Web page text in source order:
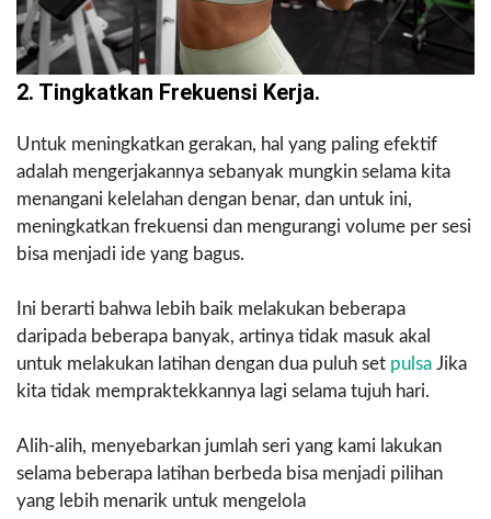
2. Tingkatkan Frekuensi Kerja.
Untuk meningkatkan gerakan, hal yang paling efektif
adalah mengerjakannya sebanyak mungkin selama kita
menangani kelelahan dengan benar, dan untuk ini,
meningkatkan frekuensi dan mengurangi volume per sesi
bisa menjadi ide yang bagus.
Ini berarti bahwa lebih baik melakukan beberapa
daripada beberapa banyak, artinya tidak masuk akal
untuk melakukan latihan dengan dua puluh set pulsa Jika
kita tidak mempraktekkannya lagi selama tujuh hari.
Alih-alih, menyebarkan jumlah seri yang kami lakukan
selama beberapa latihan berbeda bisa menjadi pilihan
yang lebih menarik untuk mengelola